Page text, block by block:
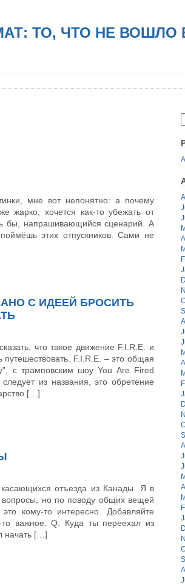
ТО, ЧТО НЕ
мне вот непонятно: а почему
жарко, хочется как-то убежать от
бы, напрашивающийся сценарий. А
этих отпускников. Сами не
С ИДЕЕЙ БРОСИТЬ
что такое движение F.I.R.E. и
путешествовать. F.I.R.E. – это общая
с трамповским шоу You Are Fired
из названия, это обретение
[…]
касающихся отъезда из Канады. Я в
вопросы, но по поводу общих вещей
кому-то интересно. Добавляйте
то важное. Q. Куда ты переехал из
начать […]